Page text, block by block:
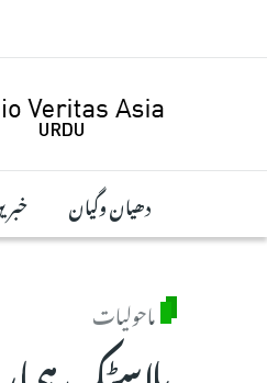
دھیان وگیان
ماحولیات